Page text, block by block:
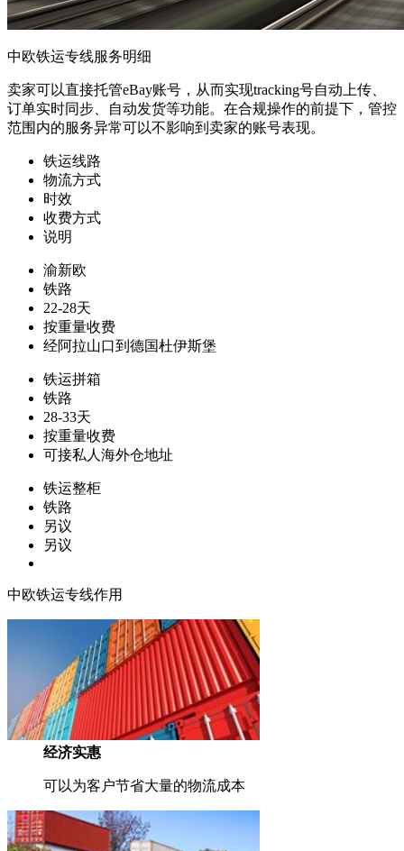
中欧铁运专线服务明细
卖家可以直接托管eBay账号，从而实现tracking号自动上传、
订单实时同步、自动发货等功能。在合规操作的前提下，管控
范围内的服务异常可以不影响到卖家的账号表现。
铁运线路
物流方式
时效
收费方式
说明
渝新欧
铁路
22-28天
按重量收费
经阿拉山口到德国杜伊斯堡
铁运拼箱
铁路
28-33天
按重量收费
可接私人海外仓地址
铁运整柜
铁路
另议
另议
中欧铁运专线作用
经济实惠
可以为客户节省大量的物流成本